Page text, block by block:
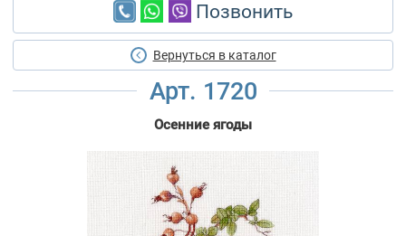
Позвонить
Вернуться в каталог
Арт. 1720
Осенние ягоды